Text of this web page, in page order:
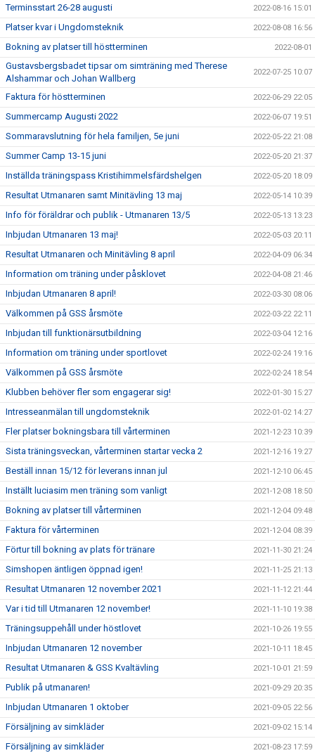
Terminsstart 26-28 augusti 2022-08-16 15:01
Platser kvar i Ungdomsteknik 2022-08-08 16:56
Bokning av platser till höstterminen 2022-08-01
Gustavsbergsbadet tipsar om simträning med Therese
Alshammar och Johan Wallberg
2022-07-25 10:07
Faktura för höstterminen 2022-06-29 22:05
Summercamp Augusti 2022 2022-06-07 19:51
Sommaravslutning för hela familjen, 5e juni 2022-05-22 21:08
Summer Camp 13-15 juni 2022-05-20 21:37
Inställda träningspass Kristihimmelsfärdshelgen 2022-05-20 18:09
Resultat Utmanaren samt Minitävling 13 maj 2022-05-14 10:39
Info för föräldrar och publik - Utmanaren 13/5 2022-05-13 13:23
Inbjudan Utmanaren 13 maj! 2022-05-03 20:11
Resultat Utmanaren och Minitävling 8 april 2022-04-09 06:34
Information om träning under påsklovet 2022-04-08 21:46
Inbjudan Utmanaren 8 april! 2022-03-30 08:06
Välkommen på GSS årsmöte 2022-03-22 22:11
Inbjudan till funktionärsutbildning 2022-03-04 12:16
Information om träning under sportlovet 2022-02-24 19:16
Välkommen på GSS årsmöte 2022-02-24 18:54
Klubben behöver fler som engagerar sig! 2022-01-30 15:27
Intresseanmälan till ungdomsteknik 2022-01-02 14:27
Fler platser bokningsbara till vårterminen 2021-12-23 10:39
Sista träningsveckan, vårterminen startar vecka 2 2021-12-16 19:27
Beställ innan 15/12 för leverans innan jul 2021-12-10 06:45
Inställt luciasim men träning som vanligt 2021-12-08 18:50
Bokning av platser till vårterminen 2021-12-04 09:48
Faktura för vårterminen 2021-12-04 08:39
Förtur till bokning av plats för tränare 2021-11-30 21:24
Simshopen äntligen öppnad igen! 2021-11-25 21:13
Resultat Utmanaren 12 november 2021 2021-11-12 21:44
Var i tid till Utmanaren 12 november! 2021-11-10 19:38
Träningsuppehåll under höstlovet 2021-10-26 19:55
Inbjudan Utmanaren 12 november 2021-10-11 18:45
Resultat Utmanaren & GSS Kvaltävling 2021-10-01 21:59
Publik på utmanaren! 2021-09-29 20:35
Inbjudan Utmanaren 1 oktober 2021-09-05 22:56
Försäljning av simkläder 2021-09-02 15:14
Försäljning av simkläder 2021-08-23 17:59